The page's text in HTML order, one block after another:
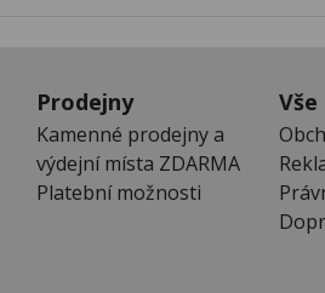
Prodejny
Kamenné prodejny a
výdejní místa ZDARMA
Platební možnosti